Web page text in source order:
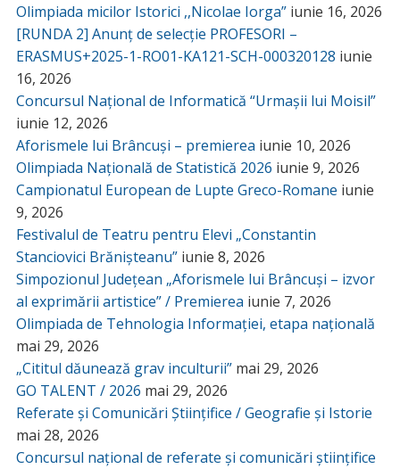
Olimpiada micilor Istorici ,,Nicolae Iorga” iunie 16, 2026
[RUNDA 2] Anunț de selecție PROFESORI –
ERASMUS+2025-1-RO01-KA121-SCH-000320128 iunie
16, 2026
Concursul Național de Informatică “Urmașii lui Moisil”
iunie 12, 2026
Aforismele lui Brâncuși – premierea iunie 10, 2026
Olimpiada Națională de Statistică 2026 iunie 9, 2026
Campionatul European de Lupte Greco-Romane iunie
9, 2026
Festivalul de Teatru pentru Elevi „Constantin
Stanciovici Brănișteanu” iunie 8, 2026
Simpozionul Județean „Aforismele lui Brâncuși – izvor
al exprimării artistice” / Premierea iunie 7, 2026
Olimpiada de Tehnologia Informației, etapa națională
mai 29, 2026
„Cititul dăunează grav inculturii” mai 29, 2026
GO TALENT / 2026 mai 29, 2026
Referate și Comunicări Științifice / Geografie și Istorie
mai 28, 2026
Concursul național de referate și comunicări științifice